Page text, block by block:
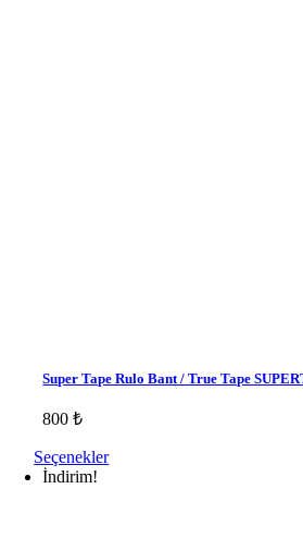
Super Tape Rulo Bant / True Tape
800₺
Seçenekler
İndirim!